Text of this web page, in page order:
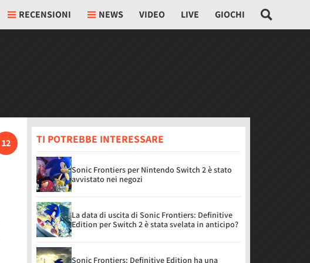
RECENSIONI NEWS VIDEO LIVE GIOCHI
12 TI POTREBBE INTERESSARE
Sonic Frontiers per Nintendo Switch 2 è stato
avvistato nei negozi
La data di uscita di Sonic Frontiers: Definitive
Edition per Switch 2 è stata svelata in anticipo?
Sonic Frontiers: Definitive Edition ha una